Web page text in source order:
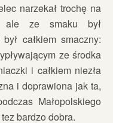
narzekał trochę na
ale ze smaku był
całkiem smaczny:
ze środka
i całkiem niezła
i doprawiona jak ta,
Małopolskiego
bardzo dobra.